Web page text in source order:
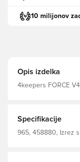
10 milijonov
Opis izdelka
4keepers FORCE
oprijemu in
razmerah
prileganje za
Specifikacije
965, 458880, Izrez